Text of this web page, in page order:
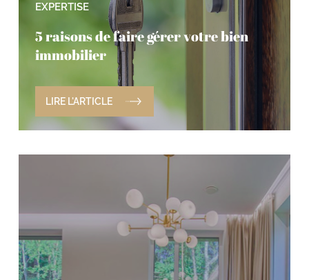
EXPERTISE
5 raisons de faire gérer votre bien
immobilier
LIRE L'ARTICLE